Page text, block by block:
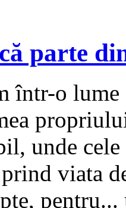
parte
într-o lume
unde
viata